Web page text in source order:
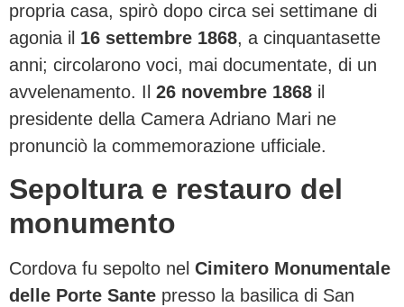
propria casa, spirò dopo circa sei settimane di
agonia il 16 settembre 1868, a cinquantasette
anni; circolarono voci, mai documentate, di un
avvelenamento. Il 26 novembre 1868 il
presidente della Camera Adriano Mari ne
pronunciò la commemorazione ufficiale.
Sepoltura e restauro del
monumento
Cordova fu sepolto nel Cimitero Monumentale
delle Porte Sante presso la basilica di San